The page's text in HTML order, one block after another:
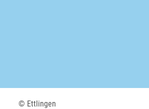
© Ettlingen